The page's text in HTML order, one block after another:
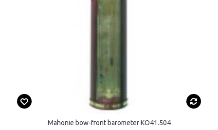
Mahonie bow-front barometer KO41.504